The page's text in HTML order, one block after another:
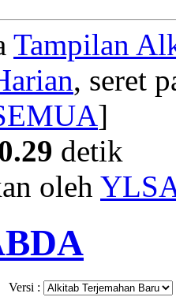
Tampilan
, seret
]
detik
oleh
Versi :